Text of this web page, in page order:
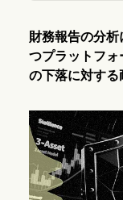
財務報告の分
つプラットフ
の下落に対する